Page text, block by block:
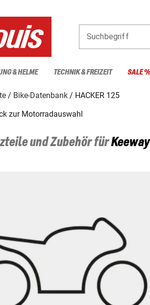
Suchbegriff
& HELME TECHNIK & FREIZEIT SALE %
Bike-Datenbank
HACKER 125
zur Motorradauswahl
und Zubehör fürKeeway